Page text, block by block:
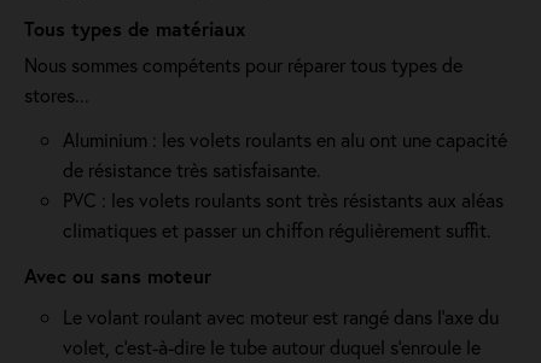
Tous types de matériaux
Nous sommes compétents pour réparer tous types de
stores...
Aluminium : les volets roulants en alu ont une capacité
de résistance très satisfaisante.
PVC : les volets roulants sont très résistants aux aléas
climatiques et passer un chiffon régulièrement suffit.
Avec ou sans moteur
Le volant roulant avec moteur est rangé dans l’axe du
volet, c’est-à-dire le tube autour duquel s’enroule le